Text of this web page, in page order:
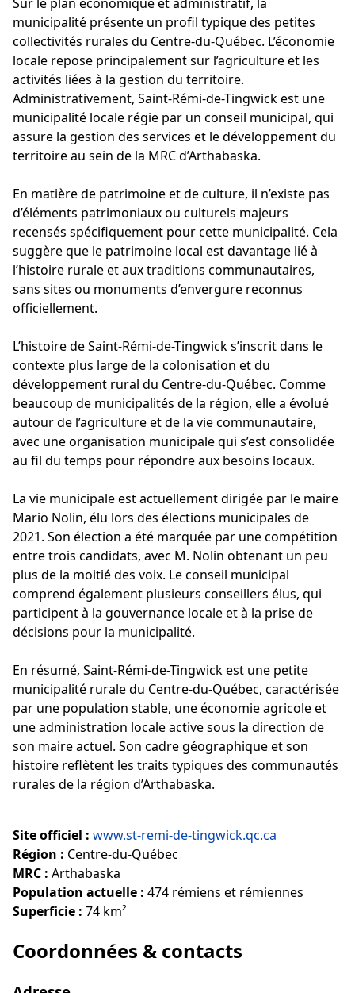
municipalité présente un profil typique des petites
collectivités rurales du Centre-du-Québec. L’économie
locale repose principalement sur l’agriculture et les
activités liées à la gestion du territoire.
Administrativement, Saint-Rémi-de-Tingwick est une
municipalité locale régie par un conseil municipal, qui
assure la gestion des services et le développement du
territoire au sein de la MRC d’Arthabaska.
En matière de patrimoine et de culture, il n’existe pas
d’éléments patrimoniaux ou culturels majeurs
recensés spécifiquement pour cette municipalité. Cela
suggère que le patrimoine local est davantage lié à
l’histoire rurale et aux traditions communautaires,
sans sites ou monuments d’envergure reconnus
officiellement.
L’histoire de Saint-Rémi-de-Tingwick s’inscrit dans le
contexte plus large de la colonisation et du
développement rural du Centre-du-Québec. Comme
beaucoup de municipalités de la région, elle a évolué
autour de l’agriculture et de la vie communautaire,
avec une organisation municipale qui s’est consolidée
au fil du temps pour répondre aux besoins locaux.
La vie municipale est actuellement dirigée par le maire
Mario Nolin, élu lors des élections municipales de
2021. Son élection a été marquée par une compétition
entre trois candidats, avec M. Nolin obtenant un peu
plus de la moitié des voix. Le conseil municipal
comprend également plusieurs conseillers élus, qui
participent à la gouvernance locale et à la prise de
décisions pour la municipalité.
En résumé, Saint-Rémi-de-Tingwick est une petite
municipalité rurale du Centre-du-Québec, caractérisée
par une population stable, une économie agricole et
une administration locale active sous la direction de
son maire actuel. Son cadre géographique et son
histoire reflètent les traits typiques des communautés
rurales de la région d’Arthabaska.
Site officiel : www.st-remi-de-tingwick.qc.ca
Région : Centre-du-Québec
MRC : Arthabaska
Population actuelle : 474 rémiens et rémiennes
Superficie : 74 km²
Coordonnées & contacts